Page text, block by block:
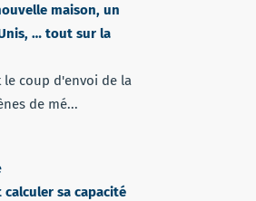
maison, un
… tout sur la
le coup d'envoi de la
de mé...
calculer sa capacité